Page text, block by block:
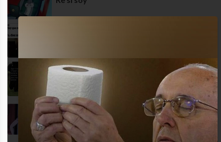
Mi estilo de vida
Me van a sacar canas verdes (?